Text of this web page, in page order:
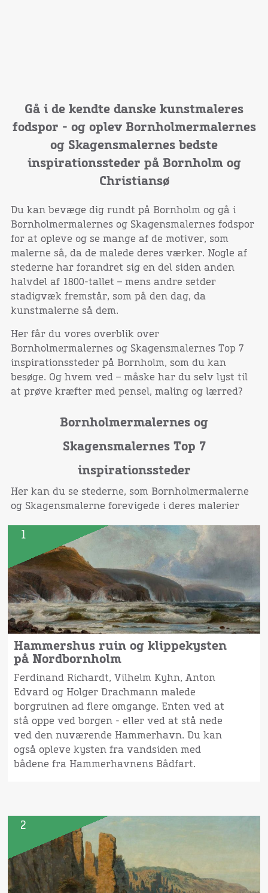
Gå i de kendte danske kunstmaleres
fodspor - og oplev Bornholmermalernes
og Skagensmalernes bedste
inspirationssteder på Bornholm og
Christiansø
Du kan bevæge dig rundt på Bornholm og gå i
Bornholmermalernes og Skagensmalernes fodspor
for at opleve og se mange af de motiver, som
malerne så, da de malede deres værker. Nogle af
stederne har forandret sig en del siden anden
halvdel af 1800-tallet – mens andre setder
stadigvæk fremstår, som på den dag, da
kunstmalerne så dem.
Her får du vores overblik over
Bornholmermalernes og Skagensmalernes Top 7
inspirationssteder på Bornholm, som du kan
besøge. Og hvem ved – måske har du selv lyst til
at prøve kræfter med pensel, maling og lærred?
Bornholmermalernes og
Skagensmalernes Top 7
inspirationssteder
Her kan du se stederne, som Bornholmermalerne
og Skagensmalerne forevigede i deres malerier
1
Hammershus ruin og klippekysten
på Nordbornholm
Ferdinand Richardt, Vilhelm Kyhn, Anton
Edvard og Holger Drachmann malede
borgruinen ad flere omgange. Enten ved at
stå oppe ved borgen - eller ved at stå nede
ved den nuværende Hammerhavn. Du kan
også opleve kysten fra vandsiden med
bådene fra Hammerhavnens Bådfart.
2